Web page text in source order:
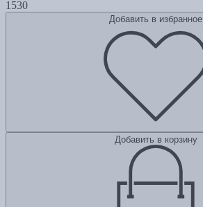
1530
Добавить в избранное
Добавить в корзину